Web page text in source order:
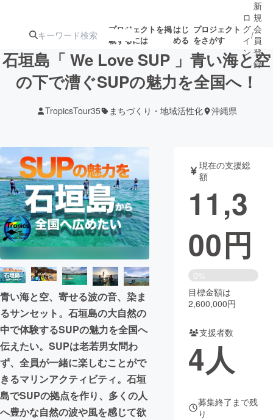
プロジェクトを掲
載するには
はじ
める
プロジェクト
をさがす
ターン
ジェクト
募集終了が近いプ
ロジェクト
されます
アート・写真 音楽
テクノロジー・ガジェット ゲーム・
映像・映画 書籍・雑誌
ビジネス・起業 チャレンジ
まちづくり・地域活性化
CAMPFIRE for Social Good
CAMPFIRE Creation
CAMPFIREふるさと納税
コミュニティ
ロ
グ
イ
ン
/
新
規
会
員
登
録
石垣島「 We Love SUP 」青い海と空
の下で漕ぐSUPの魅力を全国へ！
TropicsTour35 まちづくり・地域活性化 沖縄県
青い海と空、寄せる波の音、染ま
るサンセット。石垣島の大自然の
中で体験するSUPの魅力を全国へ
伝えたい。SUPは老若男女問わ
ず、全員が一緒に楽しむことがで
きるマリンアクティビティ。石垣
島でSUPの拠点を作り、多くの人
へ豊かな自然の波や風を感じて欲
現在の支援総
額
11,3
00円
0%
目標金額は
2,600,000円
支援者数
4人
募集終了まで残
り